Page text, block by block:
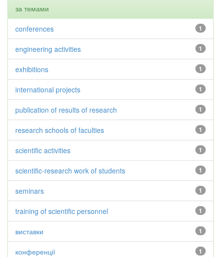
за темами
1
conferences
1
engineering activities
1
exhibitions
1
international projects
1
publication of results of research
1
research schools of faculties
1
scientific activities
1
scientific-research work of students
1
seminars
1
training of scientific personnel
1
виставки
1
конференції